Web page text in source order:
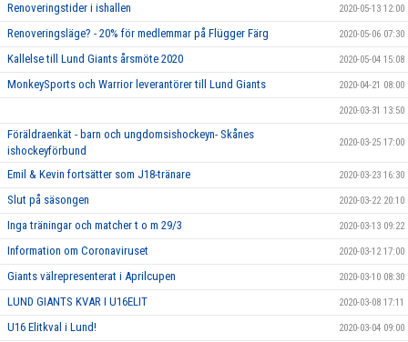
Renoveringstider i ishallen 2020-05-13 12:00
Renoveringsläge? - 20% för medlemmar på Flügger Färg 2020-05-06 07:30
Kallelse till Lund Giants årsmöte 2020 2020-05-04 15:08
MonkeySports och Warrior leverantörer till Lund Giants 2020-04-21 08:00
2020-03-31 13:50
Föräldraenkät - barn och ungdomsishockeyn- Skånes
ishockeyförbund
2020-03-25 17:00
Emil & Kevin fortsätter som J18-tränare 2020-03-23 16:30
Slut på säsongen 2020-03-22 20:10
Inga träningar och matcher t o m 29/3 2020-03-13 09:22
Information om Coronaviruset 2020-03-12 17:00
Giants välrepresenterat i Aprilcupen 2020-03-10 08:30
LUND GIANTS KVAR I U16ELIT 2020-03-08 17:11
U16 Elitkval i Lund! 2020-03-04 09:00